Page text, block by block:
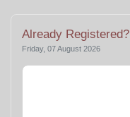
Already Registered?
Friday, 07 August 2026